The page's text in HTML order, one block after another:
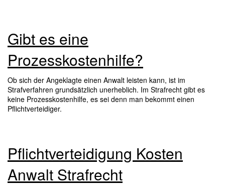
Gibt es eine
Prozesskostenhilfe?
Ob sich der Angeklagte einen Anwalt leisten kann, ist im
Strafverfahren grundsätzlich unerheblich. Im Strafrecht gibt es
keine Prozesskostenhilfe, es sei denn man bekommt einen
Pflichtverteidiger.
Pflichtverteidigung Kosten
Anwalt Strafrecht